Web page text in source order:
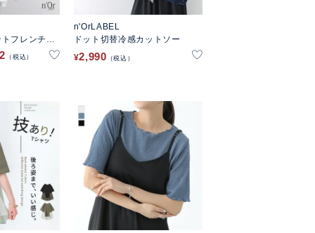
フレンチス
税込
n'OrLABEL
ドット切替冷感カットソー
¥2,990 税込